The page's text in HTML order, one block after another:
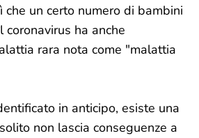
un certo numero di bambini
coronavirus ha anche
rara nota come "malattia
in anticipo, esiste una
non lascia conseguenze a